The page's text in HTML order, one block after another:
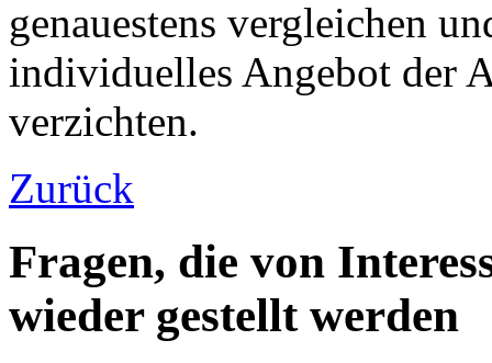
genauestens vergleichen
individuelles Angebot der
verzichten.
Zurück
Fragen, die von
wieder gestellt werden